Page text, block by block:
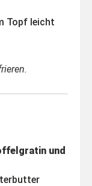
Topf leicht
und